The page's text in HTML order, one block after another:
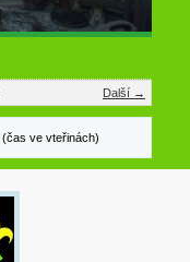
Další →
(čas ve vteřinách)